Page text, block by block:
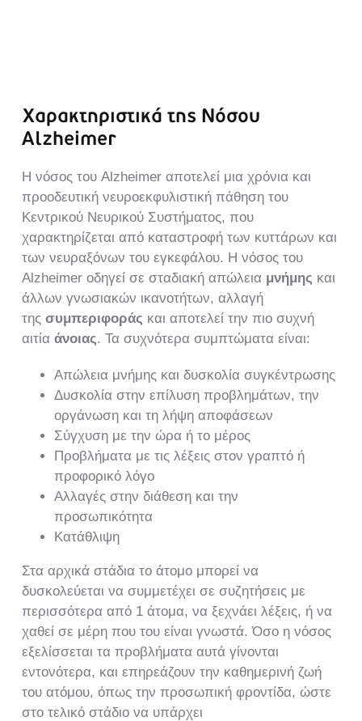
Χαρακτηριστικά της Νόσου
Alzheimer
Η νόσος του Alzheimer αποτελεί μια χρόνια και
προοδευτική νευροεκφυλιστική πάθηση του
Κεντρικού Νευρικού Συστήματος, που
χαρακτηρίζεται από καταστροφή των κυττάρων και
των νευραξόνων του εγκεφάλου. Η νόσος του
Alzheimer οδηγεί σε σταδιακή απώλεια μνήμης και
άλλων γνωσιακών ικανοτήτων, αλλαγή
τηςσυμπεριφοράς και αποτελεί την πιο συχνή
αιτίαάνοιας. Τα συχνότερα συμπτώματα είναι:
Απώλεια μνήμης και δυσκολία συγκέντρωσης
Δυσκολία στην επίλυση προβλημάτων, την
οργάνωση και τη λήψη αποφάσεων
Σύγχυση με την ώρα ή το μέρος
Προβλήματα με τις λέξεις στον γραπτό ή
προφορικό λόγο
Αλλαγές στην διάθεση και την
προσωπικότητα
Κατάθλιψη
Στα αρχικά στάδια το άτομο μπορεί να
δυσκολεύεται να συμμετέχει σε συζητήσεις με
περισσότερα από 1 άτομα, να ξεχνάει λέξεις, ή να
χαθεί σε μέρη που του είναι γνωστά. Όσο η νόσος
εξελίσσεται τα προβλήματα αυτά γίνονται
εντονότερα, και επηρεάζουν την καθημερινή ζωή
του ατόμου, όπως την προσωπική φροντίδα, ώστε
στο τελικό στάδιο να υπάρχει